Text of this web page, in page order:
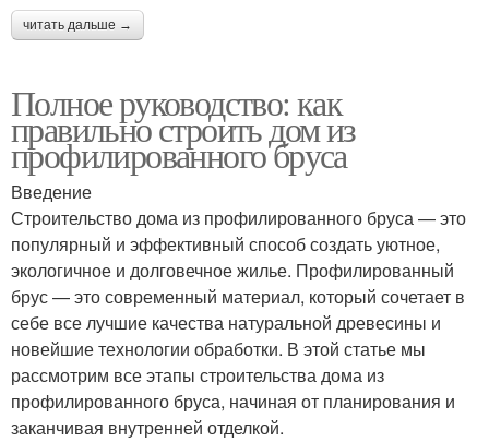
читать дальше →
Полное руководство: как
правильно строить дом из
профилированного бруса
Введение
Строительство дома из профилированного бруса — это
популярный и эффективный способ создать уютное,
экологичное и долговечное жилье. Профилированный
брус — это современный материал, который сочетает в
себе все лучшие качества натуральной древесины и
новейшие технологии обработки. В этой статье мы
рассмотрим все этапы строительства дома из
профилированного бруса, начиная от планирования и
заканчивая внутренней отделкой.